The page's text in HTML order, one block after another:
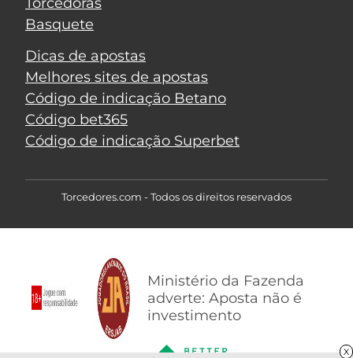
X
Basquete
Dicas de apostas
Melhores sites de apostas
Código de indicação Betano
Código bet365
Código de indicação Superbet
Torcedores.com - Todos os direitos reservados
Ministério da Fazenda
adverte: Aposta não é
investimento